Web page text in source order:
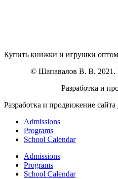
Купить книжки и игрушки
© Шапавалов В. В. 2021.
Разработка и
Разработка и продвижение сайта
Admissions
Programs
School Calendar
Admissions
Programs
School Calendar